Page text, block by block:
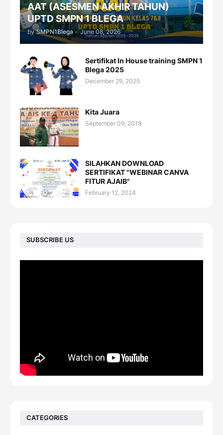
AAT (ASESMEN AKHIR TAHUN)
UPTD SMPN 1 BLEGA
by SMPN1Blega - June 08, 2026
Sertifikat In House training SMPN 1
Blega 2025
December 29, 2025
Kita Juara
September 09, 2018
SILAHKAN DOWNLOAD
SERTIFIKAT "WEBINAR CANVA
FITUR AJAIB"
February 12, 2024
SUBSCRIBE US
CATEGORIES